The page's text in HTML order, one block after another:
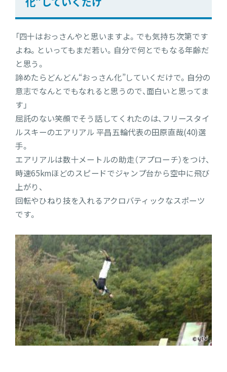
「四十はおっさんやと思いますよ。でも気持ち次第です
よね。といってもまだ若い。自分で何とでもなる年齢だ
と思う。
諦めたらどんどん“おっさん化”していくだけで。自分の
意志でなんとでもなれると思うので、面白いと思ってま
す」
屈託のない笑顔でそう話してくれたのは、フリースタイ
ルスキーのエアリアル 平昌五輪代表の田原直哉(40)選
手。
エアリアルは数十メートルの助走（アプローチ）をつけ、
時速65kmほどのスピードでジャンプ台から空中に飛び
上がり、
回転やひねり技を入れるアクロバティックなスポーツ
です。